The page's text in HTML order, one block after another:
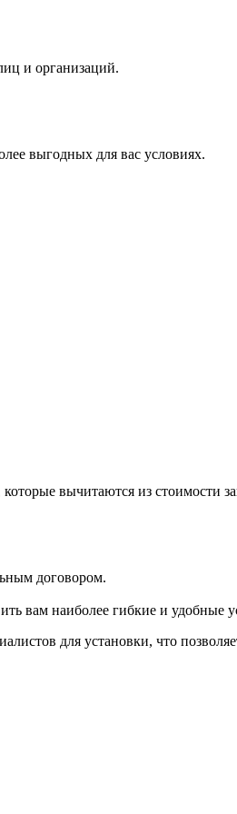
и организаций.
выгодных для вас условиях.
которые вычитаются из стоимости
договором.
вам наиболее гибкие и удобные
для установки, что